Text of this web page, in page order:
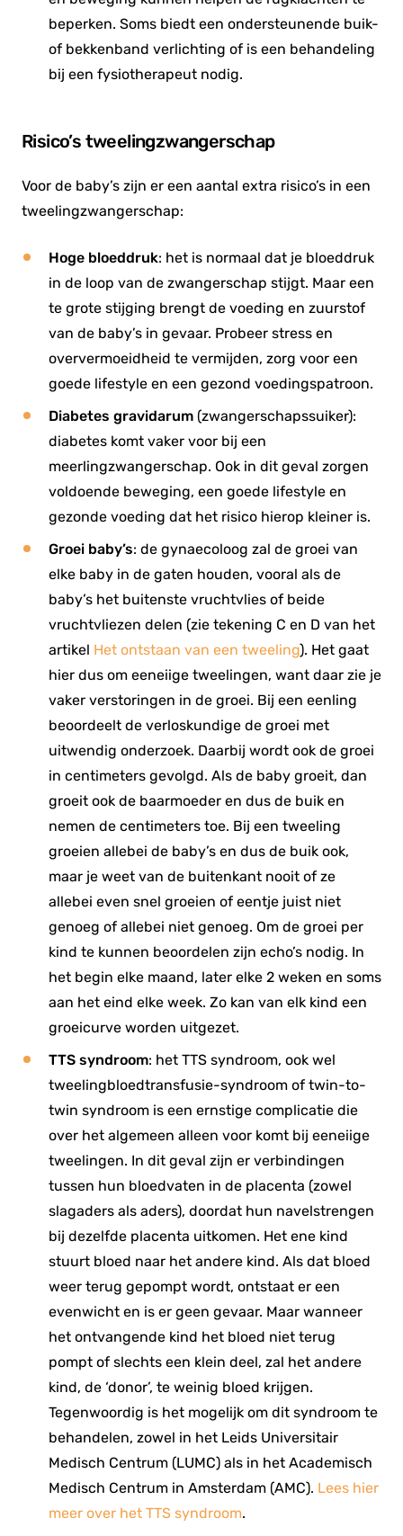
beperken. Soms biedt een ondersteunende buik-
of bekkenband verlichting of is een behandeling
bij een fysiotherapeut nodig.
Risico’s tweelingzwangerschap
Voor de baby’s zijn er een aantal extra risico’s in een
tweelingzwangerschap:
Hoge bloeddruk: het is normaal dat je bloeddruk
in de loop van de zwangerschap stijgt. Maar een
te grote stijging brengt de voeding en zuurstof
van de baby’s in gevaar. Probeer stress en
oververmoeidheid te vermijden, zorg voor een
goede lifestyle en een gezond voedingspatroon.
Diabetes gravidarum (zwangerschapssuiker):
diabetes komt vaker voor bij een
meerlingzwangerschap. Ook in dit geval zorgen
voldoende beweging, een goede lifestyle en
gezonde voeding dat het risico hierop kleiner is.
Groei baby’s: de gynaecoloog zal de groei van
elke baby in de gaten houden, vooral als de
baby’s het buitenste vruchtvlies of beide
vruchtvliezen delen (zie tekening C en D van het
artikel Het ontstaan van een tweeling). Het gaat
hier dus om eeneiige tweelingen, want daar zie je
vaker verstoringen in de groei. Bij een eenling
beoordeelt de verloskundige de groei met
uitwendig onderzoek. Daarbij wordt ook de groei
in centimeters gevolgd. Als de baby groeit, dan
groeit ook de baarmoeder en dus de buik en
nemen de centimeters toe. Bij een tweeling
groeien allebei de baby’s en dus de buik ook,
maar je weet van de buitenkant nooit of ze
allebei even snel groeien of eentje juist niet
genoeg of allebei niet genoeg. Om de groei per
kind te kunnen beoordelen zijn echo’s nodig. In
het begin elke maand, later elke 2 weken en soms
aan het eind elke week. Zo kan van elk kind een
groeicurve worden uitgezet.
TTS syndroom: het TTS syndroom, ook wel
tweelingbloedtransfusie-syndroom of twin-to-
twin syndroom is een ernstige complicatie die
over het algemeen alleen voor komt bij eeneiige
tweelingen. In dit geval zijn er verbindingen
tussen hun bloedvaten in de placenta (zowel
slagaders als aders), doordat hun navelstrengen
bij dezelfde placenta uitkomen. Het ene kind
stuurt bloed naar het andere kind. Als dat bloed
weer terug gepompt wordt, ontstaat er een
evenwicht en is er geen gevaar. Maar wanneer
het ontvangende kind het bloed niet terug
pompt of slechts een klein deel, zal het andere
kind, de ‘donor’, te weinig bloed krijgen.
Tegenwoordig is het mogelijk om dit syndroom te
behandelen, zowel in het Leids Universitair
Medisch Centrum (LUMC) als in het Academisch
Medisch Centrum in Amsterdam (AMC). Lees hier
meer over het TTS syndroom.